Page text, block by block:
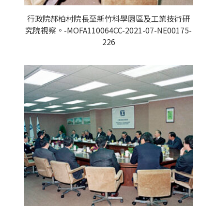
行政院郝柏村院長至新竹科學園區及工業技術研
究院視察。-MOFA110064CC-2021-07-NE00175-
226